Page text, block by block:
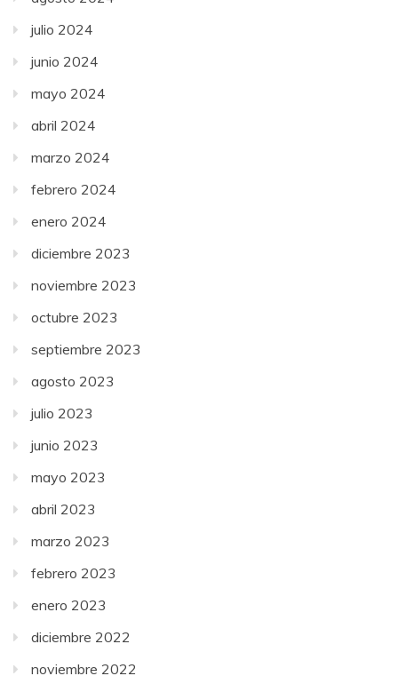
julio 2024
junio 2024
mayo 2024
abril 2024
marzo 2024
febrero 2024
enero 2024
diciembre 2023
noviembre 2023
octubre 2023
septiembre 2023
agosto 2023
julio 2023
junio 2023
mayo 2023
abril 2023
marzo 2023
febrero 2023
enero 2023
diciembre 2022
noviembre 2022